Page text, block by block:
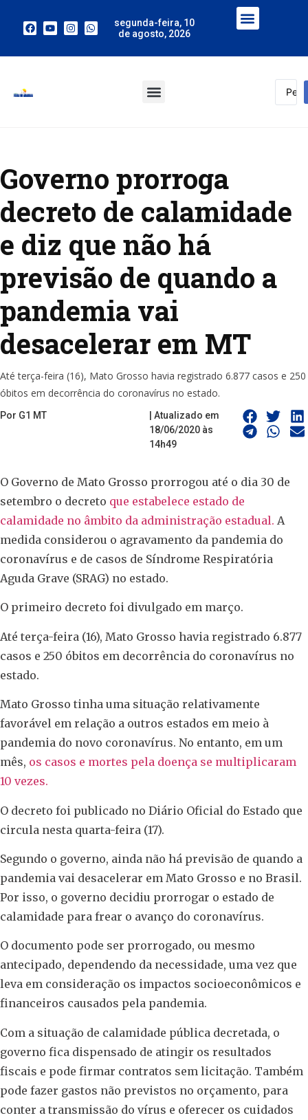
segunda-feira, 10
de agosto, 2026
Governo prorroga
decreto de calamidade
e diz que não há
previsão de quando a
pandemia vai
desacelerar em MT
Até terça-feira (16), Mato Grosso havia registrado 6.877 casos e 250
óbitos em decorrência do coronavírus no estado.
Por G1 MT
| Atualizado em
18/06/2020 às
14h49
O Governo de Mato Grosso prorrogou até o dia 30 de
setembro o decreto que estabelece estado de
calamidade no âmbito da administração estadual. A
medida considerou o agravamento da pandemia do
coronavírus e de casos de Síndrome Respiratória
Aguda Grave (SRAG) no estado.
O primeiro decreto foi divulgado em março.
Até terça-feira (16), Mato Grosso havia registrado 6.877
casos e 250 óbitos em decorrência do coronavírus no
estado.
Mato Grosso tinha uma situação relativamente
favorável em relação a outros estados em meio à
pandemia do novo coronavírus. No entanto, em um
mês, os casos e mortes pela doença se multiplicaram
10 vezes.
O decreto foi publicado no Diário Oficial do Estado que
circula nesta quarta-feira (17).
Segundo o governo, ainda não há previsão de quando a
pandemia vai desacelerar em Mato Grosso e no Brasil.
Por isso, o governo decidiu prorrogar o estado de
calamidade para frear o avanço do coronavírus.
O documento pode ser prorrogado, ou mesmo
antecipado, dependendo da necessidade, uma vez que
leva em consideração os impactos socioeconômicos e
financeiros causados pela pandemia.
Com a situação de calamidade pública decretada, o
governo fica dispensado de atingir os resultados
fiscais e pode firmar contratos sem licitação. Também
pode fazer gastos não previstos no orçamento, para
conter a transmissão do vírus e oferecer os cuidados